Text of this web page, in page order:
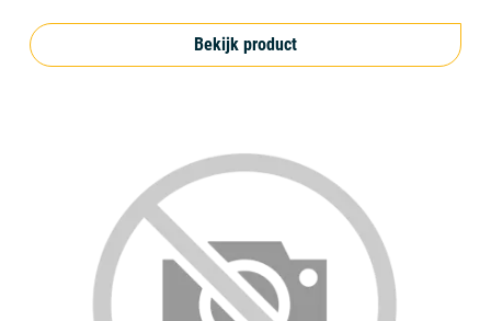
Bekijk product